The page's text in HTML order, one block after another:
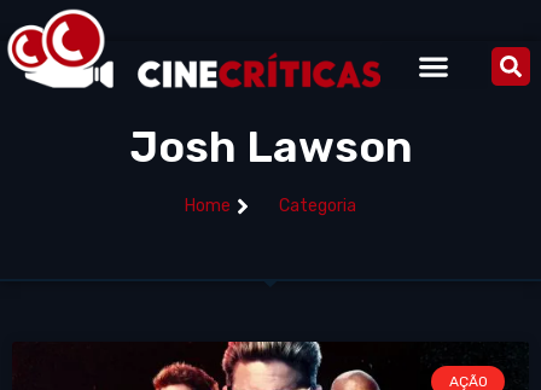
Josh Lawson
Home Categoria
AÇÃO